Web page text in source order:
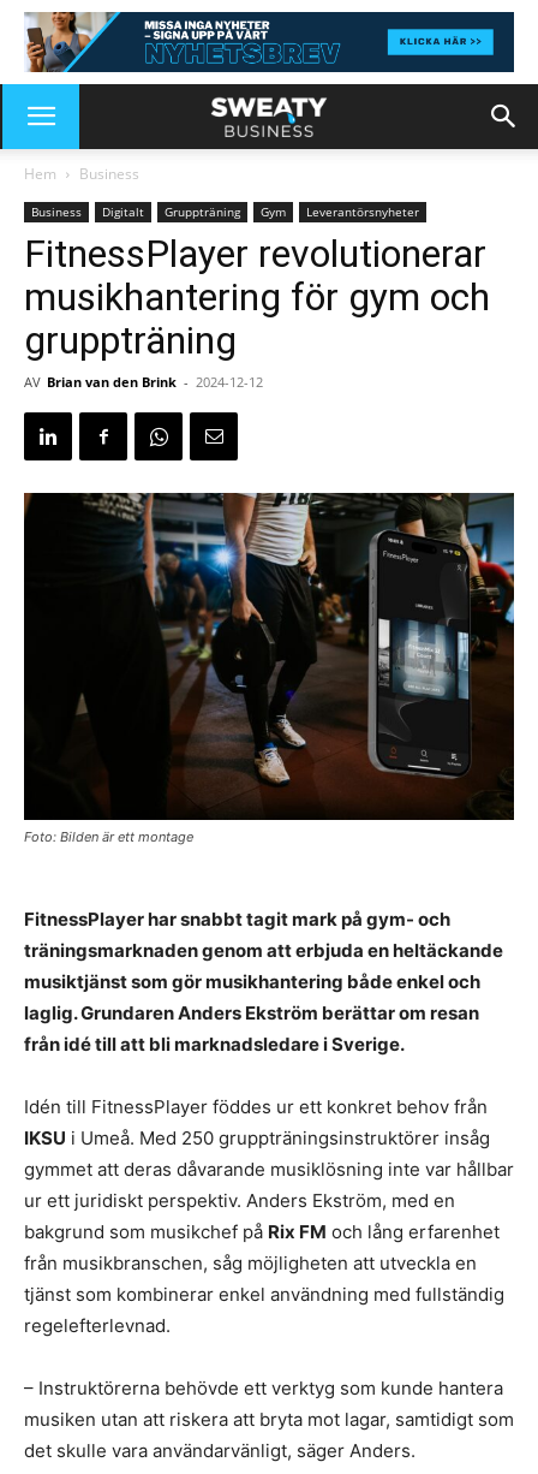
Hem Business
Business Digitalt Gruppträning Gym Leverantörsnyheter
FitnessPlayer revolutionerar
musikhantering för gym och
gruppträning
AV Brian van den Brink - 2024-12-12
Foto: Bilden är ett montage
FitnessPlayer har snabbt tagit mark på gym- och
träningsmarknaden genom att erbjuda en heltäckande
musiktjänst som gör musikhantering både enkel och
laglig. Grundaren Anders Ekström berättar om resan
från idé till att bli marknadsledare i Sverige.
Idén till FitnessPlayer föddes ur ett konkret behov från
IKSU i Umeå. Med 250 gruppträningsinstruktörer insåg
gymmet att deras dåvarande musiklösning inte var hållbar
ur ett juridiskt perspektiv. Anders Ekström, med en
bakgrund som musikchef på Rix FM och lång erfarenhet
från musikbranschen, såg möjligheten att utveckla en
tjänst som kombinerar enkel användning med fullständig
regelefterlevnad.
– Instruktörerna behövde ett verktyg som kunde hantera
musiken utan att riskera att bryta mot lagar, samtidigt som
det skulle vara användarvänligt, säger Anders.